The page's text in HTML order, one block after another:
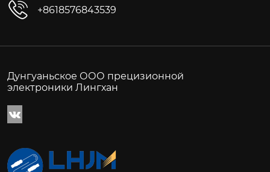
+8618576843539
Дунгуаньское ООО прецизионной
электроники Лингхан
